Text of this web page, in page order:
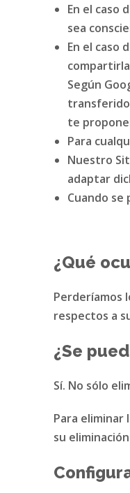
En el caso
sea
En el caso
Según
te
Para
Nuestro
adaptar
Cuando
¿Qué
Perderíamos
respectos a
¿Se
Sí. No sólo
Para eliminar
su